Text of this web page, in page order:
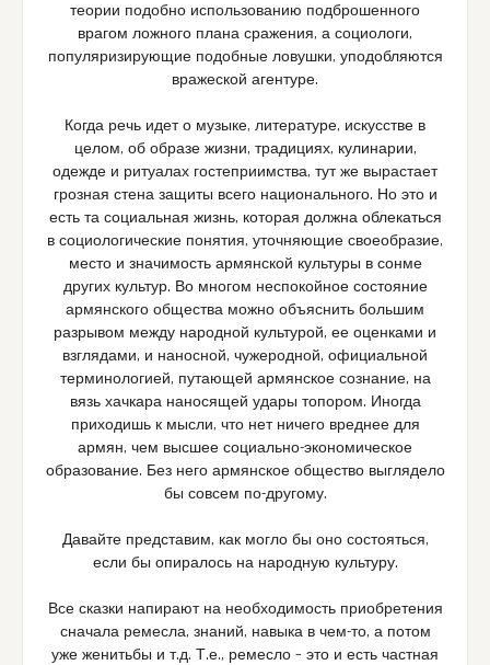
теории подобно использованию подброшенного
врагом ложного плана сражения, а социологи,
популяризирующие подобные ловушки, уподобляются
вражеской агентуре.
Когда речь идет о музыке, литературе, искусстве в
целом, об образе жизни, традициях, кулинарии,
одежде и ритуалах гостеприимства, тут же вырастает
грозная стена защиты всего национального. Но это и
есть та социальная жизнь, которая должна облекаться
в социологические понятия, уточняющие своеобразие,
место и значимость армянской культуры в сонме
других культур. Во многом неспокойное состояние
армянского общества можно объяснить большим
разрывом между народной культурой, ее оценками и
взглядами, и наносной, чужеродной, официальной
терминологией, путающей армянское сознание, на
вязь хачкара наносящей удары топором. Иногда
приходишь к мысли, что нет ничего вреднее для
армян, чем высшее социально-экономическое
образование. Без него армянское общество выглядело
бы совсем по-другому.
Давайте представим, как могло бы оно состояться,
если бы опиралось на народную культуру.
Все сказки напирают на необходимость приобретения
сначала ремесла, знаний, навыка в чем-то, а потом
уже женитьбы и т.д. Т.е., ремесло – это и есть частная